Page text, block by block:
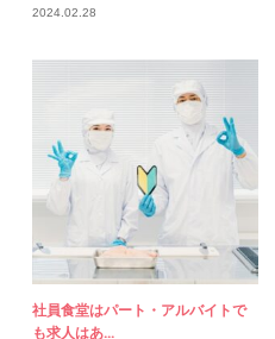
2024.02.28
社員食堂はパート・アルバイトで
も求人はあ...